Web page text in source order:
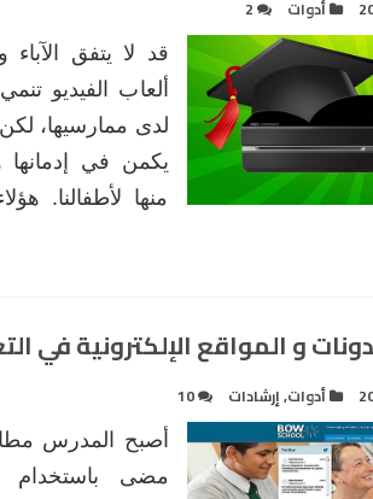
أدوات 2
قد لا يتفق
ألعاب الفيديو
لدى ممارسيها،
يكمن في إدمانها
منها لأطفالنا.
و المواقع الإلكترونية في
أدوات,إرشادات 10
أصبح المدرس
مضى باستخدام